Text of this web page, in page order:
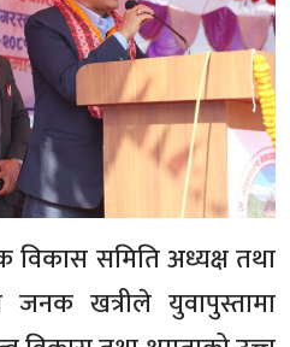
विकास समिति अध्यक्ष तथा
खत्रीले युवापुस्तामा